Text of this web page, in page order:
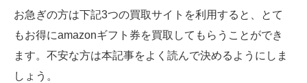
お急ぎの方は下記3つの買取サイトを利用すると、とて
もお得にamazonギフト券を買取してもらうことができ
ます。不安な方は本記事をよく読んで決めるようにしま
しょう。